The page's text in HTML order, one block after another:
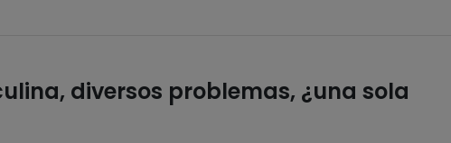
diversos problemas, ¿una sola